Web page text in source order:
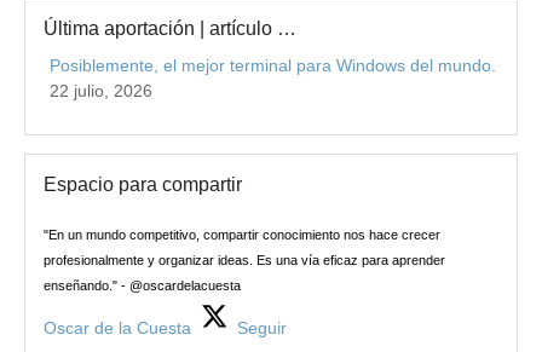
Última aportación | artículo …
Posiblemente, el mejor terminal para Windows del mundo.
22 julio, 2026
Espacio para compartir
"En un mundo competitivo, compartir conocimiento nos hace crecer
profesionalmente y organizar ideas. Es una vía eficaz para aprender
enseñando." - @oscardelacuesta
Oscar de la Cuesta
Seguir